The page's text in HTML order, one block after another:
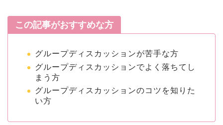
この記事がおすすめな方
グループディスカッションが苦手な方
グループディスカッションでよく落ちてし
まう方
グループディスカッションのコツを知りた
い方